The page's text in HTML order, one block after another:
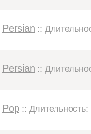
Persian ::
Persian ::
Pop ::